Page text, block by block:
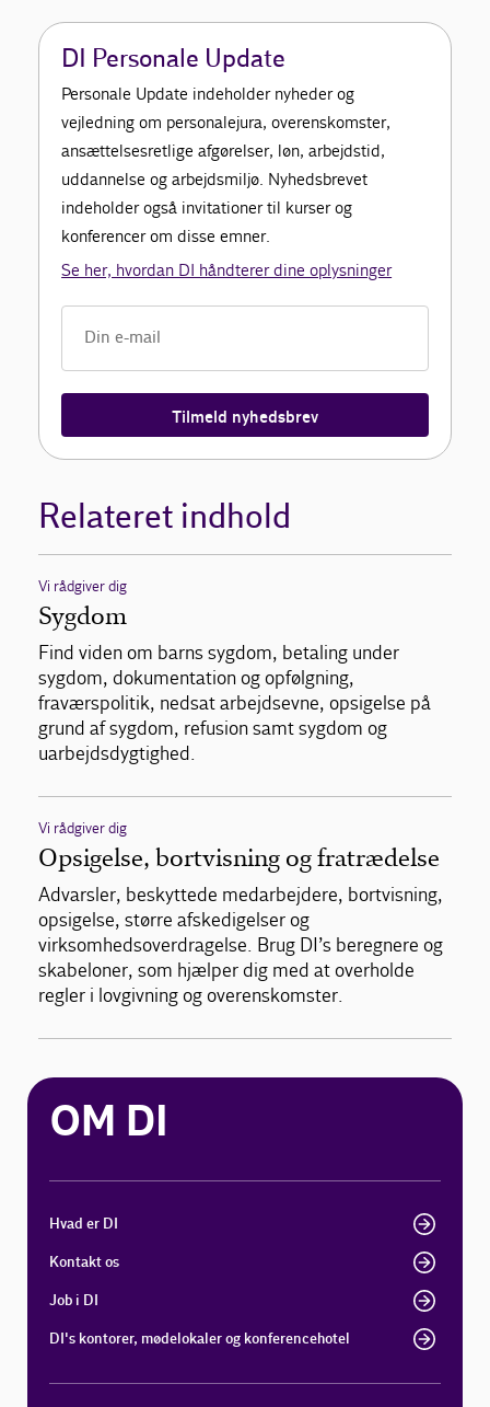
DI Personale Update
Personale Update indeholder nyheder og
vejledning om personalejura, overenskomster,
ansættelsesretlige afgørelser, løn, arbejdstid,
uddannelse og arbejdsmiljø. Nyhedsbrevet
indeholder også invitationer til kurser og
konferencer om disse emner.
Se her, hvordan DI håndterer dine oplysninger
Tilmeld nyhedsbrev
Relateret indhold
Vi rådgiver dig
Sygdom
Find viden om barns sygdom, betaling under
sygdom, dokumentation og opfølgning,
fraværspolitik, nedsat arbejdsevne, opsigelse på
grund af sygdom, refusion samt sygdom og
uarbejdsdygtighed.
Vi rådgiver dig
Opsigelse, bortvisning og fratrædelse
Advarsler, beskyttede medarbejdere, bortvisning,
opsigelse, større afskedigelser og
virksomhedsoverdragelse. Brug DI’s beregnere og
skabeloner, som hjælper dig med at overholde
regler i lovgivning og overenskomster.
OM DI
Hvad er DI
Kontakt os
Job i DI
DI's kontorer, mødelokaler og konferencehotel